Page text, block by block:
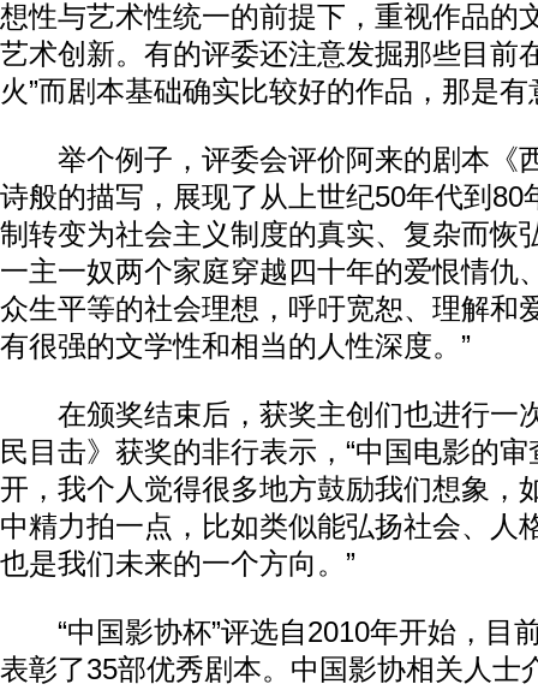
想性与艺术性统一的前提下，重视作品的
艺术创新。有的评委还注意发掘那些目前
火”而剧本基础确实比较好的作品，那是有
举个例子，评委会评价阿来的剧本《
诗般的描写，展现了从上世纪50年代到80
制转变为社会主义制度的真实、复杂而恢
一主一奴两个家庭穿越四十年的爱恨情仇
众生平等的社会理想，呼吁宽恕、理解和
有很强的文学性和相当的人性深度。”
在颁奖结束后，获奖主创们也进行一
民目击》获奖的非行表示，“中国电影的
开，我个人觉得很多地方鼓励我们想象，
中精力拍一点，比如类似能弘扬社会、人
也是我们未来的一个方向。”
“中国影协杯”评选自2010年开始，目
表彰了35部优秀剧本。中国影协相关人士